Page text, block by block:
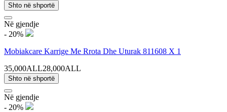
Shto në shportë
Në gjendje
- 20%
Mobiakcare Karrige Me Rrota Dhe Uturak 811608 X 1
35,000ALL28,000ALL
Shto në shportë
Në gjendje
- 20%